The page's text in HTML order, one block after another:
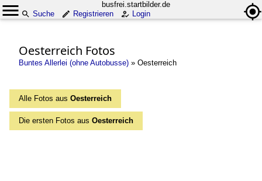
busfrei.startbilder.de
Suche
Registrieren Login
Oesterreich Fotos
Buntes Allerlei (ohne Autobusse) » Oesterreich
Alle Fotos aus Oesterreich
Die ersten Fotos aus Oesterreich